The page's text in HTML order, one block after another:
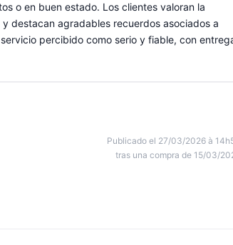
o en buen estado. Los clientes valoran la
destacan agradables recuerdos asociados a
percibido como serio y fiable, con
Publicado el 27/03/2026 à
tras una compra de 15/03/